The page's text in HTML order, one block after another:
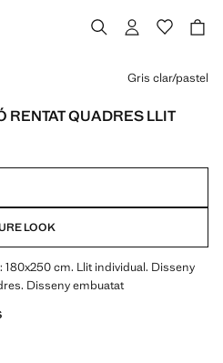
RENTAT QUADRES LLIT
Gris clar/pastel
LOOK
cm. Llit individual. Disseny
Disseny embuatat